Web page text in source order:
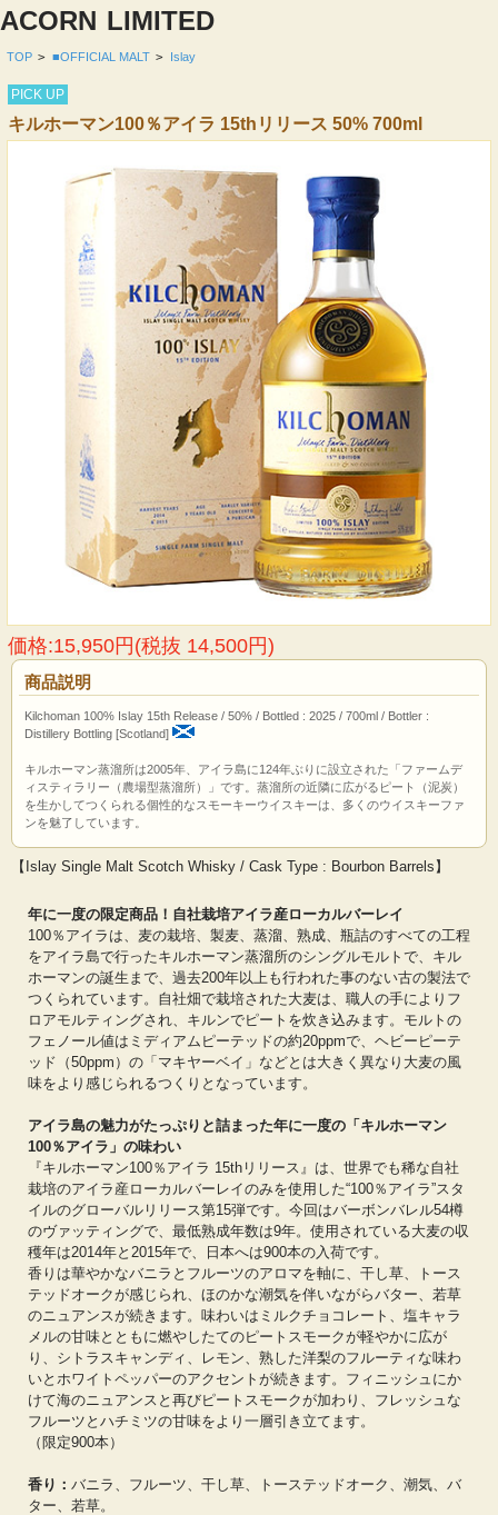
ACORN LIMITED
TOP > ■OFFICIAL MALT > Islay
PICK UP
キルホーマン100％アイラ 15thリリース 50% 700ml
価格:15,950円(税抜 14,500円)
商品説明
Kilchoman 100% Islay 15th Release / 50% / Bottled : 2025 / 700ml / Bottler :
Distillery Bottling [Scotland]
キルホーマン蒸溜所は2005年、アイラ島に124年ぶりに設立された「ファームデ
ィスティラリー（農場型蒸溜所）」です。蒸溜所の近隣に広がるピート（泥炭）
を生かしてつくられる個性的なスモーキーウイスキーは、多くのウイスキーファ
ンを魅了しています。
【Islay Single Malt Scotch Whisky / Cask Type : Bourbon Barrels】
年に一度の限定商品！自社栽培アイラ産ローカルバーレイ
100％アイラは、麦の栽培、製麦、蒸溜、熟成、瓶詰のすべての工程
をアイラ島で行ったキルホーマン蒸溜所のシングルモルトで、キル
ホーマンの誕生まで、過去200年以上も行われた事のない古の製法で
つくられています。自社畑で栽培された大麦は、職人の手によりフ
ロアモルティングされ、キルンでピートを炊き込みます。モルトの
フェノール値はミディアムピーテッドの約20ppmで、ヘビーピーテ
ッド（50ppm）の「マキヤーベイ」などとは大きく異なり大麦の風
味をより感じられるつくりとなっています。
アイラ島の魅力がたっぷりと詰まった年に一度の「キルホーマン
100％アイラ」の味わい
『キルホーマン100％アイラ 15thリリース』は、世界でも稀な自社
栽培のアイラ産ローカルバーレイのみを使用した“100％アイラ”スタ
イルのグローバルリリース第15弾です。今回はバーボンバレル54樽
のヴァッティングで、最低熟成年数は9年。使用されている大麦の収
穫年は2014年と2015年で、日本へは900本の入荷です。
香りは華やかなバニラとフルーツのアロマを軸に、干し草、トース
テッドオークが感じられ、ほのかな潮気を伴いながらバター、若草
のニュアンスが続きます。味わいはミルクチョコレート、塩キャラ
メルの甘味とともに燃やしたてのピートスモークが軽やかに広が
り、シトラスキャンディ、レモン、熟した洋梨のフルーティな味わ
いとホワイトペッパーのアクセントが続きます。フィニッシュにか
けて海のニュアンスと再びピートスモークが加わり、フレッシュな
フルーツとハチミツの甘味をより一層引き立てます。
（限定900本）
香り： バニラ、フルーツ、干し草、トーステッドオーク、潮気、バ
ター、若草。